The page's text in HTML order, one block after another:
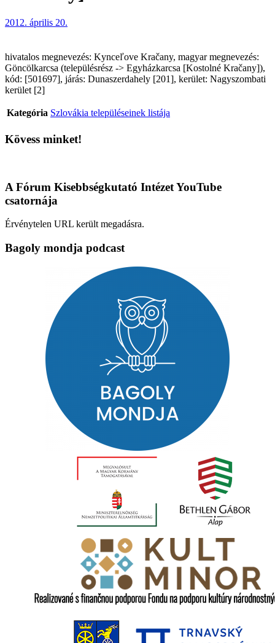
2012. április 20.
hivatalos megnevezés: Kynceľove Kračany, magyar megnevezés:
Göncölkarcsa (településrész -> Egyházkarcsa [Kostolné Kračany]),
kód: [501697], járás: Dunaszerdahely [201], kerület: Nagyszombati
kerület [2]
Kategória Szlovákia településeinek listája
Kövess minket!
A Fórum Kisebbségkutató Intézet YouTube
csatornája
Érvénytelen URL került megadásra.
Bagoly mondja podcast